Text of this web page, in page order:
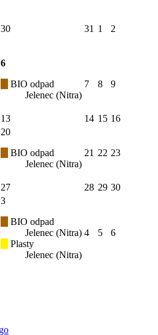
30 31 1 2
6
BIO odpad
Jelenec (Nitra)
7 8 9
13 14 15 16
20
BIO odpad
Jelenec (Nitra)
21 22 23
27 28 29 30
3
BIO odpad
Jelenec (Nitra)
Plasty
Jelenec (Nitra)
4 5 6